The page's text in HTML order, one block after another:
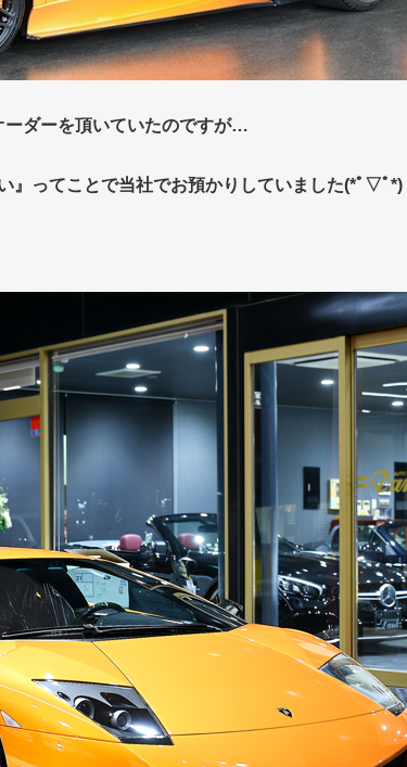
ーダーを頂いていたのですが…
』ってことで当社でお預かりしていました(*ﾟ▽ﾟ*)